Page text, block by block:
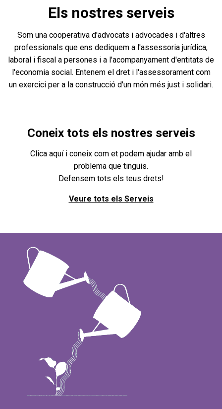
Els nostres serveis
Som una cooperativa d'advocats i advocades i d'altres
professionals que ens dediquem a l'assessoria jurídica,
laboral i fiscal a persones i a l'acompanyament d'entitats de
l'economia social. Entenem el dret i l'assessorament com
un exercici per a la construcció d'un món més just i solidari.
Coneix tots els nostres serveis
Clica aquí i coneix com et podem ajudar amb el
problema que tinguis.
Defensem tots els teus drets!
Veure tots els Serveis